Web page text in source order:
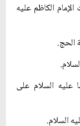
الكاظم عليه
الحج.
عليه السلام على
السلام.